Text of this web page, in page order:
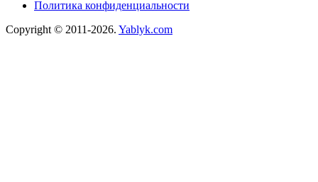
Политика конфиденциальности
Copyright © 2011-2026. Yablyk.сom